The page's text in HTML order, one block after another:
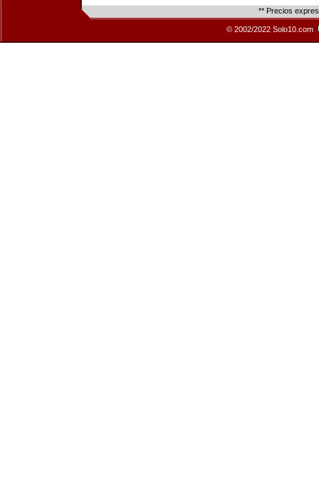
** Precios
© 2002/2022 Solo10.com